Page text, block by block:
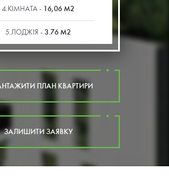
4.КІМНАТА - 16,06 М2
5.ЛОДЖІЯ - 3.76 М2
ПЛАН КВАРТИРИ
ЗАЛИШИТИ ЗАЯВКУ